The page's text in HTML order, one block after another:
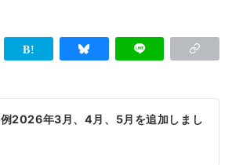
2026年3月、4月、5月を追加しまし